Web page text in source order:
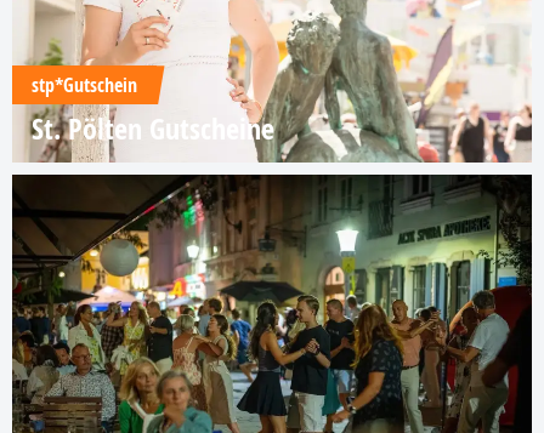
stp*Gutschein
St. Pölten Gutscheine